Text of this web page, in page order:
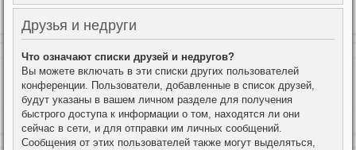
Друзья и недруги
Что означают списки друзей и недругов?
Вы можете включать в эти списки других пользователей
конференции. Пользователи, добавленные в список друзей,
будут указаны в вашем личном разделе для получения
быстрого доступа к информации о том, находятся ли они
сейчас в сети, и для отправки им личных сообщений.
Сообщения от этих пользователей также могут выделяться,